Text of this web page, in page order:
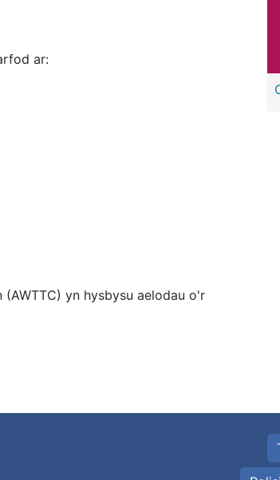
ar:
yn hysbysu aelodau o'r